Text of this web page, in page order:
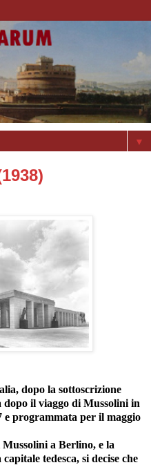
▼
dopo la sottoscrizione
dopo il viaggo di Mussolini in
e programmata per il maggio
a Berlino, e la
tedesca, si decise che